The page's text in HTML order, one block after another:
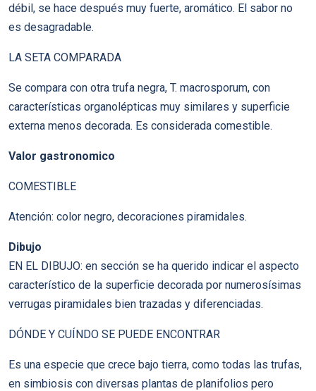
débil, se hace después muy fuerte, aromático. El sabor no
es desagradable.
LA SETA COMPARADA
Se compara con otra trufa negra, T. macrosporum, con
características organolépticas muy similares y superficie
externa menos decorada. Es considerada comestible.
Valor gastronomico
COMESTIBLE
Atención: color negro, decoraciones piramidales.
Dibujo
EN EL DIBUJO: en sección se ha querido indicar el aspecto
característico de la superficie decorada por numerosísimas
verrugas piramidales bien trazadas y diferenciadas.
DÓNDE Y CUÍNDO SE PUEDE ENCONTRAR
Es una especie que crece bajo tierra, como todas las trufas,
en simbiosis con diversas plantas de planifolios pero